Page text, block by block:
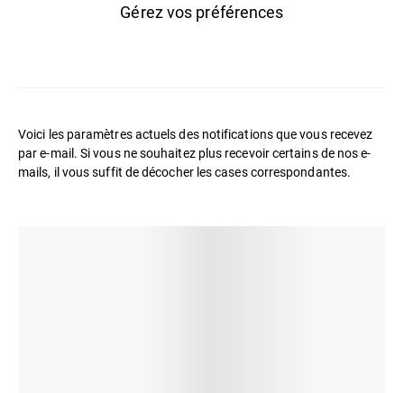
Gérez vos préférences
Voici les paramètres actuels des notifications que vous recevez
par e-mail. Si vous ne souhaitez plus recevoir certains de nos e-
mails, il vous suffit de décocher les cases correspondantes.